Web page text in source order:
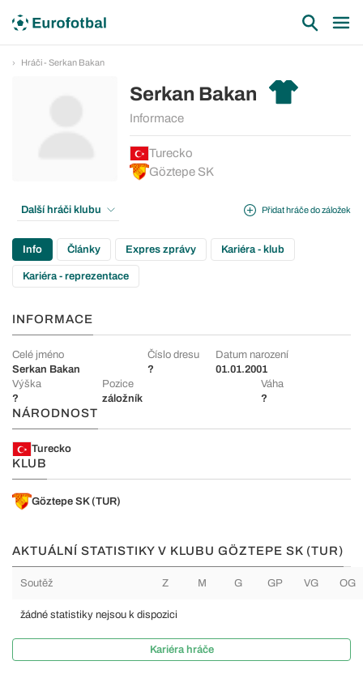
Hráči - Serkan Bakan
Serkan Bakan
Informace
Turecko
Göztepe SK
Přidat hráče do záložek
Další hráči klubu
Info Články Expres zprávy Kariéra - klub
Kariéra - reprezentace
INFORMACE
Celé jméno
Serkan Bakan
Číslo dresu
?
Datum narození
01.01.2001
Výška
?
Pozice
záložník
Váha
?
NÁRODNOST
Turecko
KLUB
Göztepe SK (TUR)
AKTUÁLNÍ STATISTIKY V KLUBU GÖZTEPE SK (TUR)
Soutěž Z M G GP VG OG
žádné statistiky nejsou k dispozici
Kariéra hráče